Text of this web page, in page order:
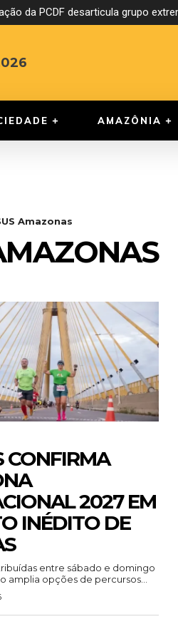
da PCDF desarticula grupo
AMAZÔNIA
Amazonas
CONFIRMA
2027 EM
INÉDITO DE
entre sábado e domingo
amplia opções de percursos...